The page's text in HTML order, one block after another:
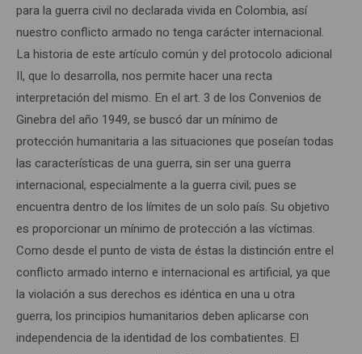
para la guerra civil no declarada vivida en Colombia, así
nuestro conflicto armado no tenga carácter internacional.
La historia de este artículo común y del protocolo adicional
II, que lo desarrolla, nos permite hacer una recta
interpretación del mismo. En el art. 3 de los Convenios de
Ginebra del año 1949, se buscó dar un mínimo de
protección humanitaria a las situaciones que poseían todas
las características de una guerra, sin ser una guerra
internacional, especialmente a la guerra civil; pues se
encuentra dentro de los límites de un solo país. Su objetivo
es proporcionar un mínimo de protección a las víctimas.
Como desde el punto de vista de éstas la distinción entre el
conflicto armado interno e internacional es artificial, ya que
la violación a sus derechos es idéntica en una u otra
guerra, los principios humanitarios deben aplicarse con
independencia de la identidad de los combatientes. El